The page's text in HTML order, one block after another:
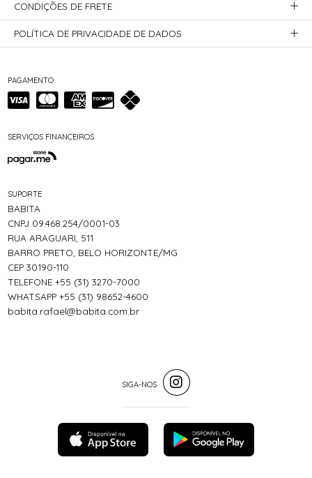
PAGAMENTO
SERVIÇOS FINANCEIROS
SUPORTE
BABITA
CNPJ 09.468.254/0001-03
RUA ARAGUARI, 511
BARRO PRETO, BELO HORIZONTE/MG
CEP 30190-110
TELEFONE +55 (31) 3270-7000
WHATSAPP +55 (31) 98652-4600
babita.rafael@babita.com.br
CONDIÇÕES DE FRETE
POLÍTICA DE PRIVACIDADE DE DADOS